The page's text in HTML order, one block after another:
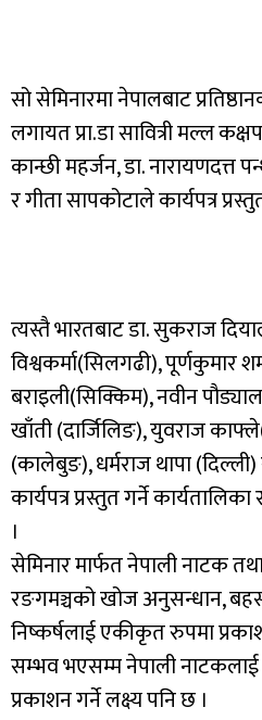
सो सेमिनारमा नेपालबाट
लगायत प्रा.डा सावित्री मल्ल
कान्छी महर्जन, डा. नारायणदत्त
र गीता सापकोटाले कार्यपत्र
त्यस्तै भारतबाट डा. सुकराज
विश्वकर्मा(सिलगढी), पूर्णकुमार
बराइली(सिक्किम), नवीन
खाँती (दार्जिलिङ), युवराज
(कालेबुङ), धर्मराज थापा
कार्यपत्र प्रस्तुत गर्ने
।
सेमिनार मार्फत नेपाली नाटक
रङगमञ्चको खोज अनुसन्धान,
निष्कर्षलाई एकीकृत रुपमा
सम्भव भएसम्म नेपाली नाटकलाई
प्रकाशन गर्ने लक्ष्य पनि छ ।